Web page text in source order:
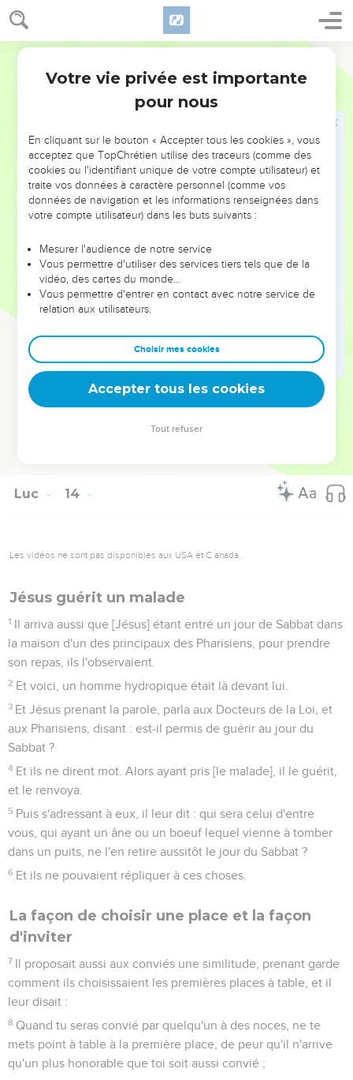
13
Il en viendra aussi d'Orient, et d'Occident, et du
Septentrion, et du Midi, qui seront à table dans le Royaume
de Dieu.
Et voici, ceux qui sont les derniers seront les premiers, et
ceux qui sont les premiers seront les derniers.
En ce même jour-là quelques Pharisiens vinrent à lui et lui
dirent : retire-toi et t'en va d'ici ; car Hérode te veut tuer.
Et il leur répondit : allez, et dites à ce renard : voici, je
chasse les démons, et j'achève aujourd'hui et demain de
C'est pourquoi il me faut marcher aujourd'hui et demain, et
le jour suivant ; car il n'arrive point qu'un Prophète meure
hors de Jérusalem.
34
lapides ceux qui te sont envoyés ; combien de fois ai-je
voulu rassembler tes enfants, comme la poule [rassemble]
ses poussins sous [ses] ailes, et vous ne l'avez point voulu ?
Voici, votre maison va être déserte ; et je vous dis en
vérité, que vous ne me verrez point jusqu'à ce qu'il arrivera
Luc 14
Les vidéos ne sont pas disponibles aux USA et C anada.
Jésus guérit un malade
1 Il arriva aussi que [Jésus] étant entré un jour de Sabbat dans
la maison d'un des principaux des Pharisiens, pour prendre
son repas, ils l'observaient.
2 Et voici, un homme hydropique était là devant lui.
3 Et Jésus prenant la parole, parla aux Docteurs de la Loi, et
aux Pharisiens, disant : est-il permis de guérir au jour du
Sabbat ?
4 Et ils ne dirent mot. Alors ayant pris [le malade], il le guérit,
et le renvoya.
5 Puis s'adressant à eux, il leur dit : qui sera celui d'entre
vous, qui ayant un âne ou un boeuf lequel vienne à tomber
dans un puits, ne l'en retire aussitôt le jour du Sabbat ?
6 Et ils ne pouvaient répliquer à ces choses.
La façon de choisir une place et la façon
d'inviter
7 Il proposait aussi aux conviés une similitude, prenant garde
comment ils choisissaient les premières places à table, et il
leur disait :
8 Quand tu seras convié par quelqu'un à des noces, ne te
mets point à table à la première place, de peur qu'il n'arrive
qu'un plus honorable que toi soit aussi convié ;
Votre vie privée est importante
pour nous
En cliquant sur le bouton « Accepter tous les cookies », vous
acceptez que TopChrétien utilise des traceurs (comme des
cookies ou l'identifiant unique de votre compte utilisateur) et
traite vos données à caractère personnel (comme vos
données de navigation et les informations renseignées dans
votre compte utilisateur) dans les buts suivants :
Mesurer l'audience de notre service
Vous permettre d'utiliser des services tiers tels que de la
vidéo, des cartes du monde…
Vous permettre d'entrer en contact avec notre service de
relation aux utilisateurs.
Choisir mes cookies
Accepter tous les cookies
Tout refuser